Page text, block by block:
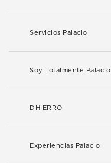
Servicios Palacio
Soy Totalmente Palacio
DHIERRO
Experiencias Palacio